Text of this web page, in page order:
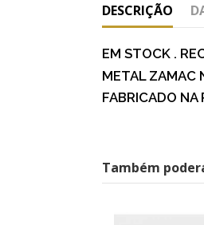
DESCRIÇÃO
EM STOCK .
METAL ZAMAC
FABRICADO NA
Também